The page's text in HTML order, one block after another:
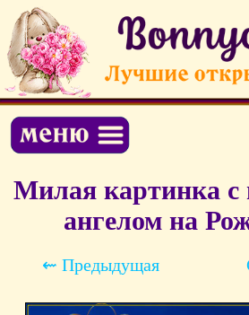
Милая картинка с
ангелом на
⇜ Предыдущая